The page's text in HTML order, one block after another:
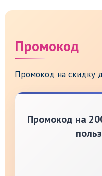
Промокод
Промокод на скидку
Промокод на